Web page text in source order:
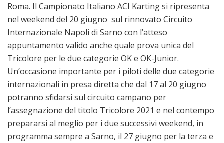
Roma. Il Campionato Italiano ACI Karting si ripresenta
nel weekend del 20 giugno sul rinnovato Circuito
Internazionale Napoli di Sarno con l’atteso
appuntamento valido anche quale prova unica del
Tricolore per le due categorie OK e OK-Junior.
Un’occasione importante per i piloti delle due categorie
internazionali in presa diretta che dal 17 al 20 giugno
potranno sfidarsi sul circuito campano per
l’assegnazione del titolo Tricolore 2021 e nel contempo
prepararsi al meglio per i due successivi weekend, in
programma sempre a Sarno, il 27 giugno per la terza e